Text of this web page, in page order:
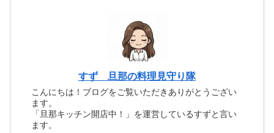
すず 旦那の料理見守り隊
こんにちは！ブログをご覧いただきありがとうござい
ます。
「旦那キッチン開店中！」を運営しているすずと言い
ます。